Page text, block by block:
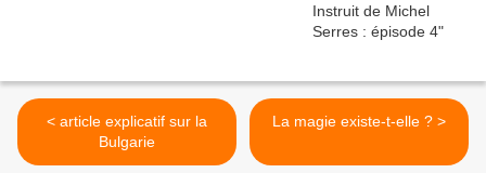
< article explicatif sur la
Bulgarie
La magie existe-t-elle ? >